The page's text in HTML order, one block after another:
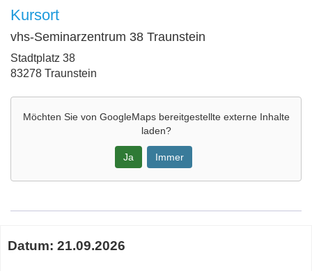
Kursort
vhs-Seminarzentrum 38 Traunstein
Adresse:
Stadtplatz 38
83278 Traunstein
Möchten Sie von GoogleMapsbereitgestellte externe Inhalte
laden?
Ja Immer
Maps
von
zum
Datum: 21.09.2026